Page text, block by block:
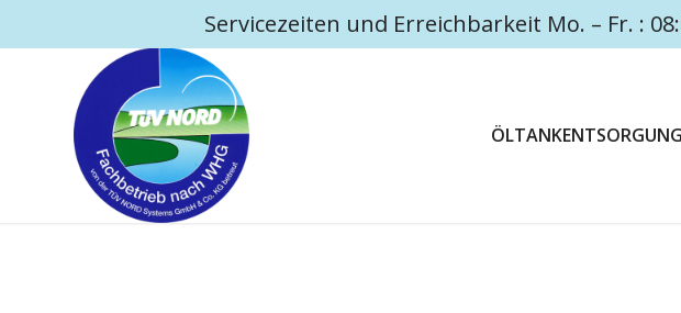
Servicezeiten und Erreichbarkeit Mo. – Fr. :